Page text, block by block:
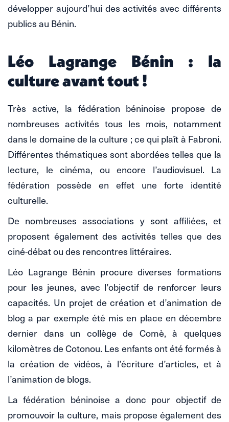
développer aujourd’hui des activités avec différents
publics au Bénin.
Léo Lagrange Bénin : la
culture avant tout !
Très active, la fédération béninoise propose de
nombreuses activités tous les mois, notamment
dans le domaine de la culture ; ce qui plaît à Fabroni.
Différentes thématiques sont abordées telles que la
lecture, le cinéma, ou encore l’audiovisuel. La
fédération possède en effet une forte identité
culturelle.
De nombreuses associations y sont affiliées, et
proposent également des activités telles que des
ciné-débat ou des rencontres littéraires.
Léo Lagrange Bénin procure diverses formations
pour les jeunes, avec l’objectif de renforcer leurs
capacités. Un projet de création et d’animation de
blog a par exemple été mis en place en décembre
dernier dans un collège de Comè, à quelques
kilomètres de Cotonou. Les enfants ont été formés à
la création de vidéos, à l’écriture d’articles, et à
l’animation de blogs.
La fédération béninoise a donc pour objectif de
promouvoir la culture, mais propose également des